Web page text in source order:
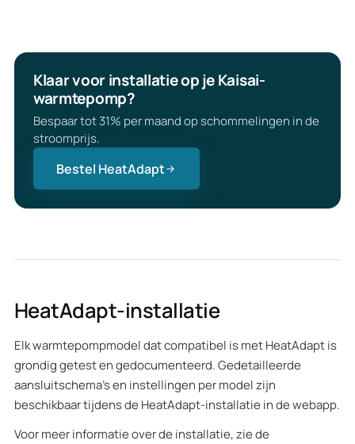
Klaar voor installatie op je Kaisai-
warmtepomp?
Bespaar tot 31% per maand op schommelingen in de
stroomprijs.
Bestel HeatAdapt
HeatAdapt-installatie
Elk warmtepompmodel dat compatibel is met HeatAdapt is
grondig getest en gedocumenteerd. Gedetailleerde
aansluitschema's en instellingen per model zijn
beschikbaar tijdens de HeatAdapt-installatie in de webapp.
Voor meer informatie over de installatie, zie de